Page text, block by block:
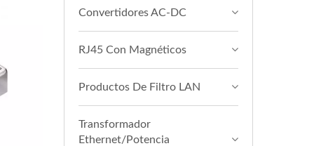
Convertidores AC-DC
RJ45 Con Magnéticos
Productos De Filtro LAN
Transformador
Ethernet/Potencia